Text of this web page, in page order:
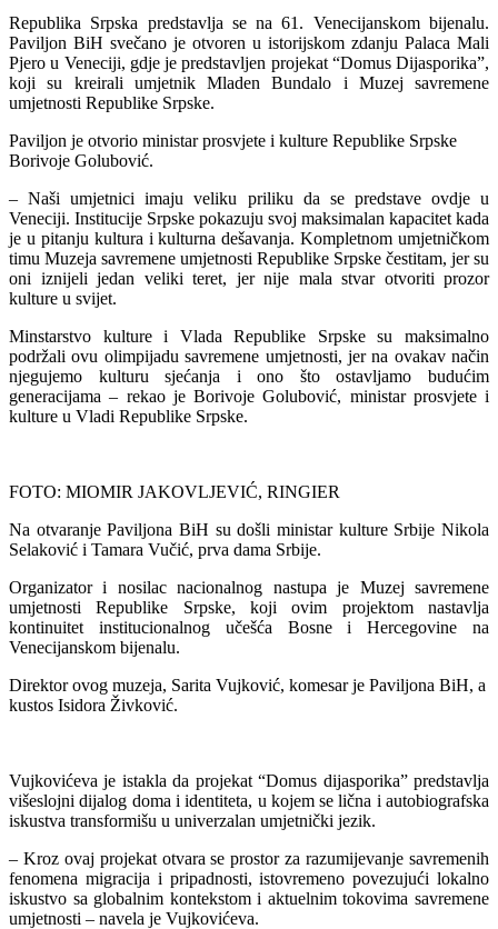
Republika Srpska predstavlja se na 61. Venecijanskom bijenalu.
Paviljon BiH svečano je otvoren u istorijskom zdanju Palaca Mali
Pjero u Veneciji, gdje je predstavljen projekat “Domus Dijasporika”,
koji su kreirali umjetnik Mladen Bundalo i Muzej savremene
umjetnosti Republike Srpske.
Paviljon je otvorio ministar prosvjete i kulture Republike Srpske
Borivoje Golubović.
– Naši umjetnici imaju veliku priliku da se predstave ovdje u
Veneciji. Institucije Srpske pokazuju svoj maksimalan kapacitet kada
je u pitanju kultura i kulturna dešavanja. Kompletnom umjetničkom
timu Muzeja savremene umjetnosti Republike Srpske čestitam, jer su
oni iznijeli jedan veliki teret, jer nije mala stvar otvoriti prozor
kulture u svijet.
Minstarstvo kulture i Vlada Republike Srpske su maksimalno
podržali ovu olimpijadu savremene umjetnosti, jer na ovakav način
njegujemo kulturu sjećanja i ono što ostavljamo budućim
generacijama – rekao je Borivoje Golubović, ministar prosvjete i
kulture u Vladi Republike Srpske.
FOTO: MIOMIR JAKOVLJEVIĆ, RINGIER
Na otvaranje Paviljona BiH su došli ministar kulture Srbije Nikola
Selaković i Tamara Vučić, prva dama Srbije.
Organizator i nosilac nacionalnog nastupa je Muzej savremene
umjetnosti Republike Srpske, koji ovim projektom nastavlja
kontinuitet institucionalnog učešća Bosne i Hercegovine na
Venecijanskom bijenalu.
Direktor ovog muzeja, Sarita Vujković, komesar je Paviljona BiH, a
kustos Isidora Živković.
Vujkovićeva je istakla da projekat “Domus dijasporika” predstavlja
višeslojni dijalog doma i identiteta, u kojem se lična i autobiografska
iskustva transformišu u univerzalan umjetnički jezik.
– Kroz ovaj projekat otvara se prostor za razumijevanje savremenih
fenomena migracija i pripadnosti, istovremeno povezujući lokalno
iskustvo sa globalnim kontekstom i aktuelnim tokovima savremene
umjetnosti – navela je Vujkovićeva.